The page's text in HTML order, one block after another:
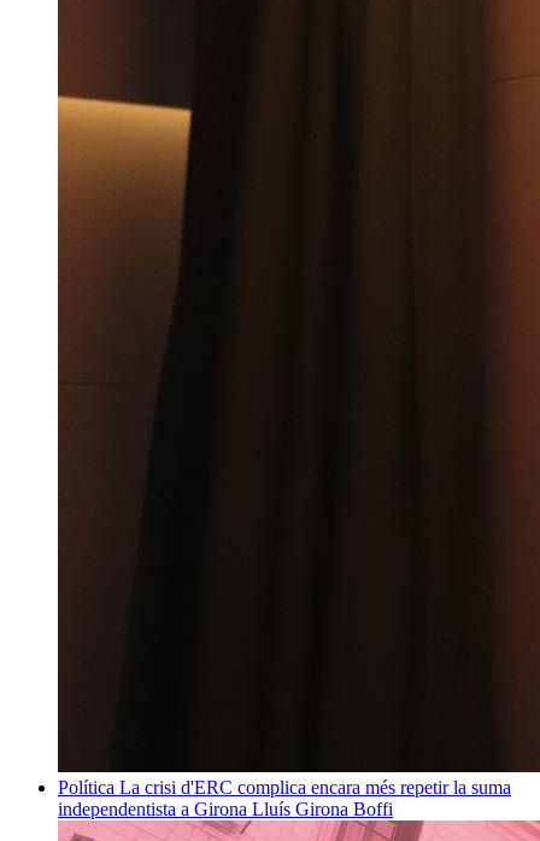
Política La crisi d'ERC complica encara més repetir la suma
independentista a Girona Lluís Girona Boffi